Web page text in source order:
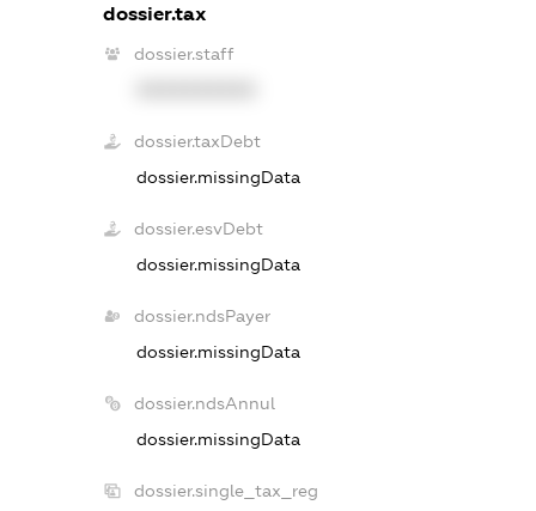
dossier.tax
dossier.staff
dossier.taxDebt
dossier.missingData
dossier.esvDebt
dossier.missingData
dossier.ndsPayer
dossier.missingData
dossier.ndsAnnul
dossier.missingData
dossier.single_tax_reg